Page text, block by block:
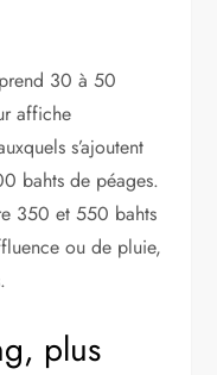
30 à 50
affiche
s’ajoutent
bahts de péages.
350 et 550 bahts
ou de pluie,
plus